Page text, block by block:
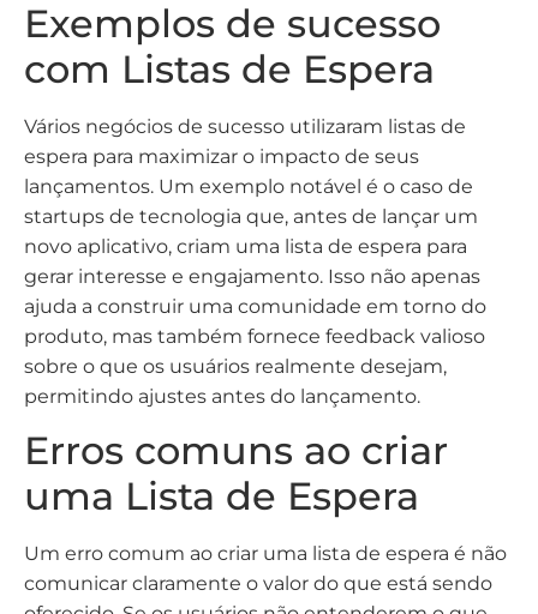
Exemplos de sucesso
com Listas de Espera
Vários negócios de sucesso utilizaram listas de
espera para maximizar o impacto de seus
lançamentos. Um exemplo notável é o caso de
startups de tecnologia que, antes de lançar um
novo aplicativo, criam uma lista de espera para
gerar interesse e engajamento. Isso não apenas
ajuda a construir uma comunidade em torno do
produto, mas também fornece feedback valioso
sobre o que os usuários realmente desejam,
permitindo ajustes antes do lançamento.
Erros comuns ao criar
uma Lista de Espera
Um erro comum ao criar uma lista de espera é não
comunicar claramente o valor do que está sendo